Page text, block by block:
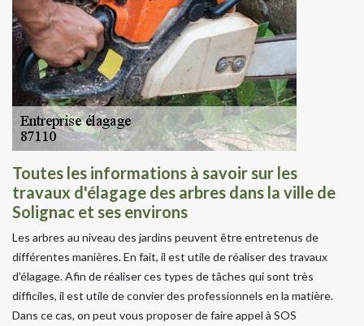
Toutes les informations à savoir sur les
travaux d'élagage des arbres dans la ville de
Solignac et ses environs
Les arbres au niveau des jardins peuvent être entretenus de
différentes manières. En fait, il est utile de réaliser des travaux
d'élagage. Afin de réaliser ces types de tâches qui sont très
difficiles, il est utile de convier des professionnels en la matière.
Dans ce cas, on peut vous proposer de faire appel à SOS